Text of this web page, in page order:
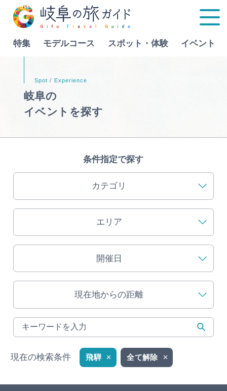
特集 モデルコース スポット・体験 イベント
特集
インフォメーション
ぎふ旅レポーター記事
早わかり岐阜
Language
行きたいリストを見る
岐阜の
イベントを探す
条件指定で探す
カテゴリ
エリア
開催日
現在地からの距離
現在の検索条件 飛騨 全て解除